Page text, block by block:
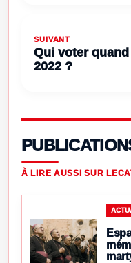
SUIVANT
Qui voter
2022 ?
À LIRE AUSSI SUR